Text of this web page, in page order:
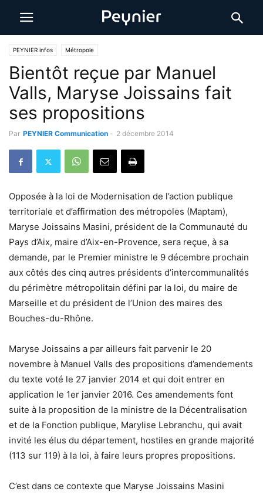
PEYNIER infos Métropole
Bientôt reçue par Manuel
Valls, Maryse Joissains fait
ses propositions
Par PEYNIER Communication - 2 décembre 2014
Opposée à la loi de Modernisation de l’action publique
territoriale et d’affirmation des métropoles (Maptam),
Maryse Joissains Masini, président de la Communauté du
Pays d’Aix, maire d’Aix-en-Provence, sera reçue, à sa
demande, par le Premier ministre le 9 décembre prochain
aux côtés des cinq autres présidents d’intercommunalités
du périmètre métropolitain défini par la loi, du maire de
Marseille et du président de l’Union des maires des
Bouches-du-Rhône.
Maryse Joissains a par ailleurs fait parvenir le 20
novembre à Manuel Valls des propositions d’amendements
du texte voté le 27 janvier 2014 et qui doit entrer en
application le 1er janvier 2016. Ces amendements font
suite à la proposition de la ministre de la Décentralisation
et de la Fonction publique, Marylise Lebranchu, qui avait
invité les élus du département, hostiles en grande majorité
(113 sur 119) à la loi, à faire leurs propres propositions.
C’est dans ce contexte que Maryse Joissains Masini